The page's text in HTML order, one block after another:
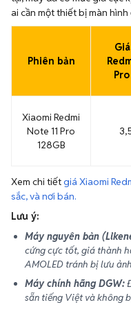
ai cần một thiết bị màn
Phiên bản
Xiaomi Redmi
Note 11 Pro
128GB
Xem chi tiếtgiá Xiaomi
sắc, và nơi bán.
Lưu ý:
Máy nguyên bản
cứng cực tốt, giá thành
AMOLED tránh bị lưu
Máy chính hãng DGW:
sẵn tiếng Việt và không